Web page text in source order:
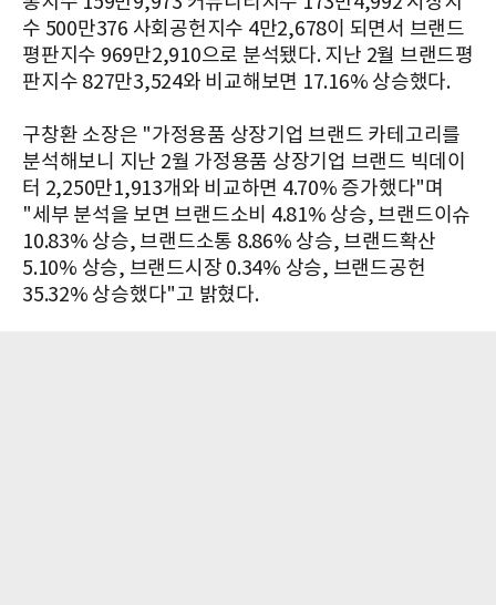
수 500만376 사회공헌지수 4만2,678이 되면서 브랜드
평판지수 969만2,910으로 분석됐다. 지난 2월 브랜드평
판지수 827만3,524와 비교해보면 17.16% 상승했다.​
구창환 소장은 "가정용품 상장기업 브랜드 카테고리를
분석해보니 지난 2월 가정용품 상장기업 브랜드 빅데이
터 2,250만1,913개와 비교하면 4.70% 증가했다"며
"세부 분석을 보면 브랜드소비 4.81% 상승, 브랜드이슈
10.83% 상승, 브랜드소통 8.86% 상승, 브랜드확산
5.10% 상승, 브랜드시장 0.34% 상승, 브랜드공헌
35.32% 상승했다"고 밝혔다.